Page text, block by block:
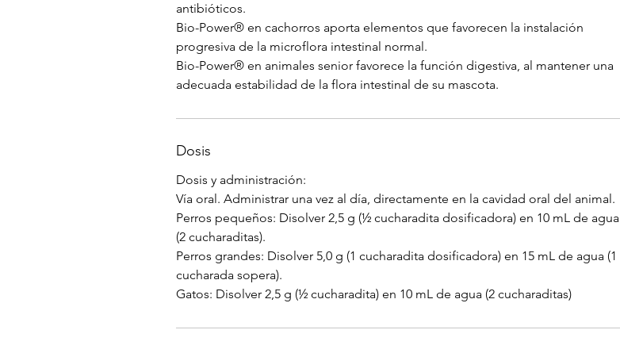
antibióticos.
Bio-Power® en cachorros aporta elementos que favorecen la instalación
progresiva de la microflora intestinal normal.
Bio-Power® en animales senior favorece la función digestiva, al mantener una
adecuada estabilidad de la flora intestinal de su mascota.
Dosis
Dosis y administración:
Vía oral. Administrar una vez al día, directamente en la cavidad oral del animal.
Perros pequeños: Disolver 2,5 g (½ cucharadita dosificadora) en 10 mL de agua
(2 cucharaditas).
Perros grandes: Disolver 5,0 g (1 cucharadita dosificadora) en 15 mL de agua (1
cucharada sopera).
Gatos: Disolver 2,5 g (½ cucharadita) en 10 mL de agua (2 cucharaditas)